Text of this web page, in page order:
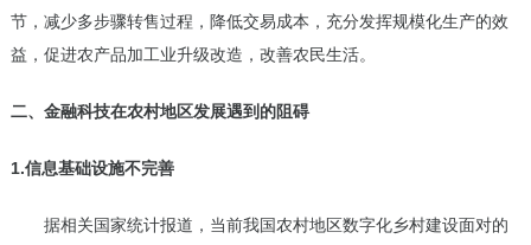
节，减少多步骤转售过程，降低交易成本，充分发挥规模化生产的效
益，促进农产品加工业升级改造，改善农民生活。
二、金融科技在农村地区发展遇到的阻碍
1.信息基础设施不完善
据相关国家统计报道，当前我国农村地区数字化乡村建设面对的